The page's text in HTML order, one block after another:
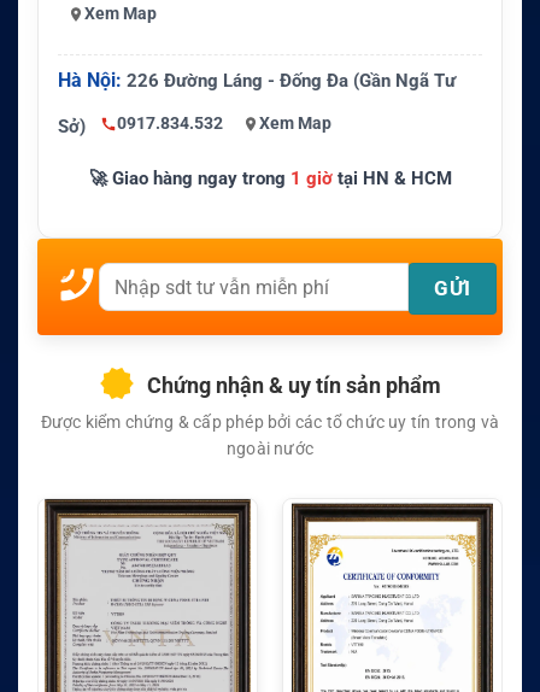
Xem Map
Hà Nội: 226 Đường Láng - Đống Đa (Gần Ngã Tư
Sở) 0917.834.532 Xem Map
🚀 Giao hàng ngay trong 1 giờtại HN & HCM
Chứng nhận & uy tín sản phẩm
Được kiểm chứng & cấp phép bởi các tổ chức uy tín trong và
ngoài nước